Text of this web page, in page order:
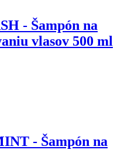
- Šampón na
vlasov 500 ml
- Šampón na